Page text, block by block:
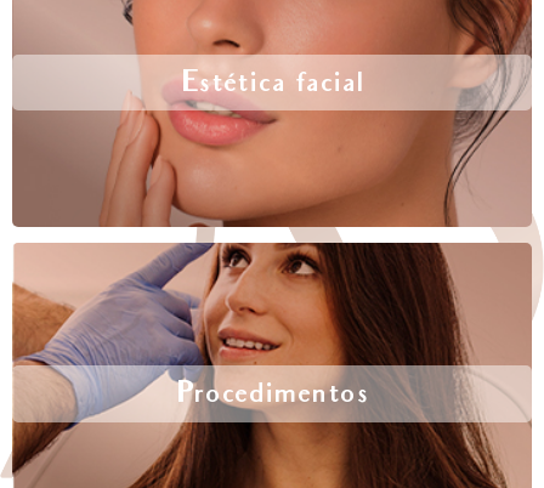
Estética facial
Procedimentos